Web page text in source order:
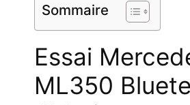
Sommaire
Essai
ML350